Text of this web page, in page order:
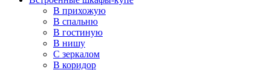
В прихожую
В спальню
В гостиную
В нишу
С зеркалом
В коридор